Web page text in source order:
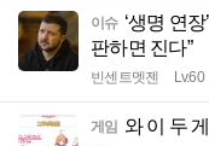
이슈 ‘생명 연
판하면 진다”
빈센트멧젠 Lv.60
게임 와 이 두